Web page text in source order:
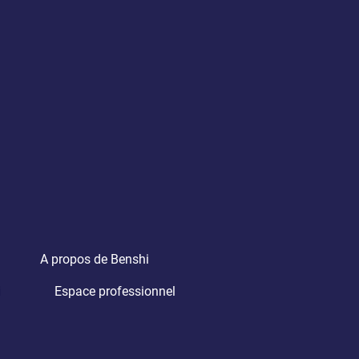
A propos de Benshi
Espace professionnel